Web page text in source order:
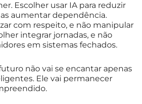
Escolher usar IA para reduzir
aumentar dependência.
com respeito, e não manipular
integrar jornadas, e não
em sistemas fechados.
não vai se encantar apenas
Ele vai permanecer